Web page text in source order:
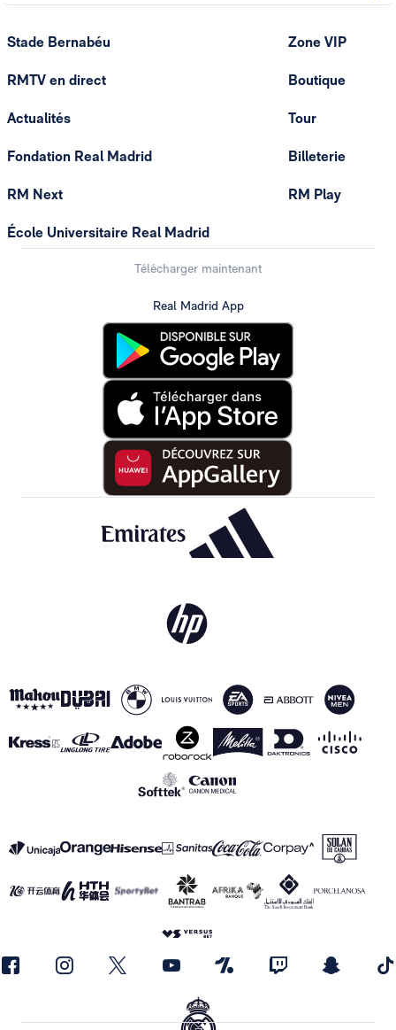
Stade Bernabéu
RMTV en direct
Actualités
Fondation Real Madrid
RM Next
École Universitaire Real Madrid
Zone VIP
Boutique
Tour
Billeterie
RM Play
Télécharger maintenant
Real Madrid App